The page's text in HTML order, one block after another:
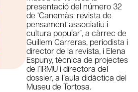
presentació del número 32
de ‘Canemàs: revista de
pensament associatiu i
cultura popular’, a càrrec de
Guillem Carreras, periodista i
director de la revista, i Elena
Espuny, tècnica de projectes
de l’IRMU i directora del
dossier, a l’aula didàctica del
Museu de Tortosa.